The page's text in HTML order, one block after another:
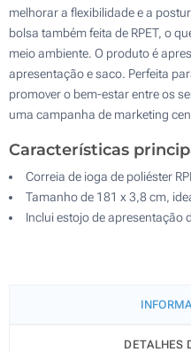
melhorar a flexibilidade e a
bolsa também feita de RPET, o
meio ambiente. O produto é
apresentação e saco. Perfeita
promover o bem-estar entre os
uma campanha de marketing
Características
Correia de ioga de poliéster
Tamanho de 181 x 3,8 cm,
Inclui estojo de apresentação
DETALHES